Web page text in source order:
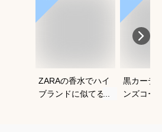
ZARAの香水でハイ
ブランドに似てるメ
黒カーデ
ンズコー